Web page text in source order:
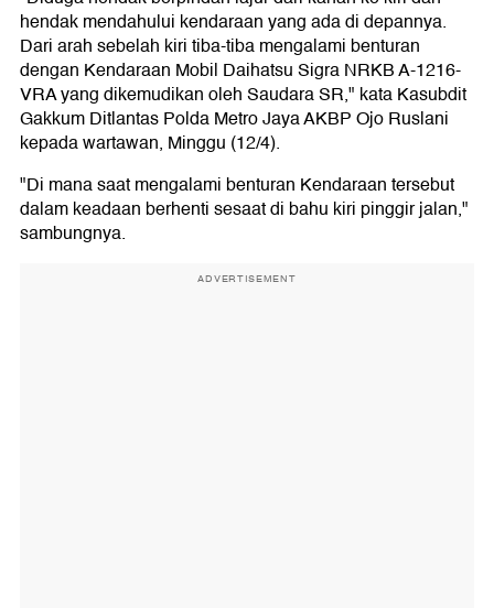
hendak mendahului kendaraan yang ada di depannya.
Dari arah sebelah kiri tiba-tiba mengalami benturan
dengan Kendaraan Mobil Daihatsu Sigra NRKB A-1216-
VRA yang dikemudikan oleh Saudara SR," kata Kasubdit
Gakkum Ditlantas Polda Metro Jaya AKBP Ojo Ruslani
kepada wartawan, Minggu (12/4).
"Di mana saat mengalami benturan Kendaraan tersebut
dalam keadaan berhenti sesaat di bahu kiri pinggir jalan,"
sambungnya.
ADVERTISEMENT